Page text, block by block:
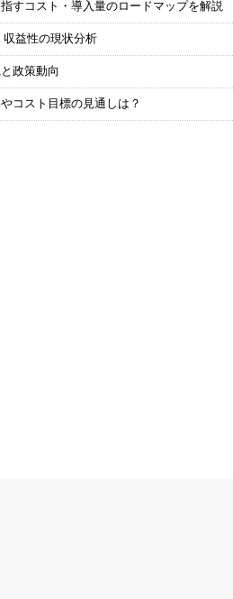
すコスト・導入量のロードマップを解説
益性の現状分析
政策動向
コスト目標の見通しは？